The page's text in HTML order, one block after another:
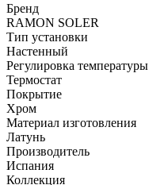
Бренд
RAMON SOLER
Тип установки
Настенный
Регулировка температуры
Термостат
Покрытие
Хром
Материал изготовления
Латунь
Производитель
Испания
Коллекция